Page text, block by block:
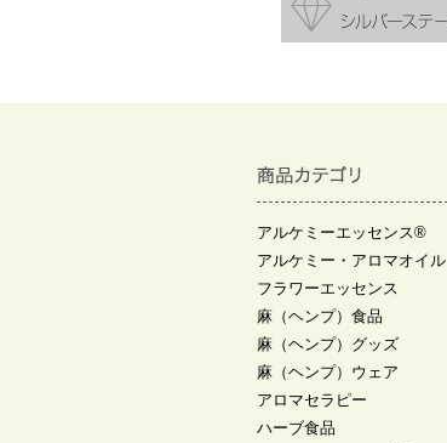
アルケミーエッセンス®
アルケミー・アロマオイル
フラワーエッセンス
麻（ヘンプ）食品
麻（ヘンプ）グッズ
麻（ヘンプ）ウェア
アロマセラピー
ハーブ食品